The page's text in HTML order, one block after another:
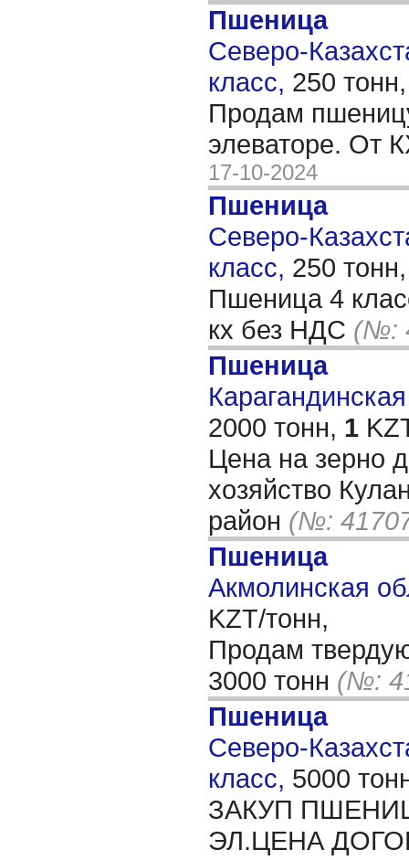
Пшеница
Северо-
класс, 250
Продам
элеваторе. От
17-10-2024
Пшеница
Северо-
класс, 250
Пшеница 4
кх без НДС (№:
Пшеница
2000 тонн, 1
Цена на зерно
хозяйство
район (№:
Пшеница
Акмолинская
KZT/тонн,
Продам
3000 тонн (№:
Пшеница
Северо-
класс, 5000
ЗАКУП
ЭЛ.ЦЕНА